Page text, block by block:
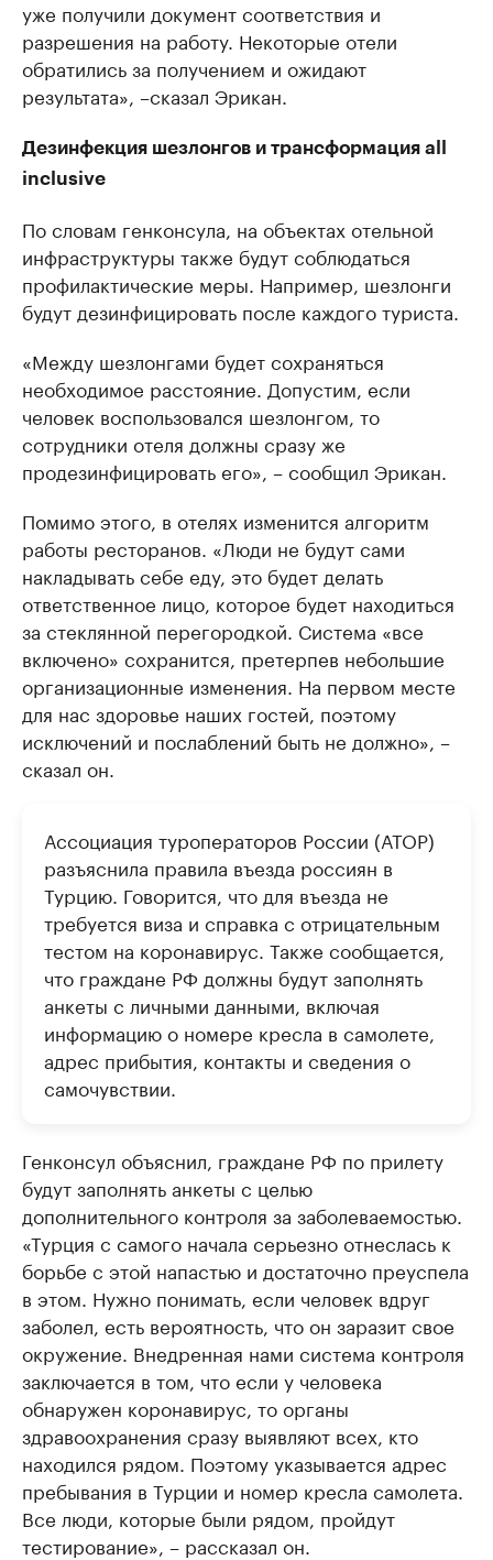
уже получили документ соответствия и
разрешения на работу. Некоторые отели
обратились за получением и ожидают
результата», –сказал Эрикан.
Дезинфекция шезлонгов и трансформация all
inclusive
По словам генконсула, на объектах отельной
инфраструктуры также будут соблюдаться
профилактические меры. Например, шезлонги
будут дезинфицировать после каждого туриста.
«Между шезлонгами будет сохраняться
необходимое расстояние. Допустим, если
человек воспользовался шезлонгом, то
сотрудники отеля должны сразу же
продезинфицировать его», – сообщил Эрикан.
Помимо этого, в отелях изменится алгоритм
работы ресторанов. «Люди не будут сами
накладывать себе еду, это будет делать
ответственное лицо, которое будет находиться
за стеклянной перегородкой. Система «все
включено» сохранится, претерпев небольшие
организационные изменения. На первом месте
для нас здоровье наших гостей, поэтому
исключений и послаблений быть не должно», –
сказал он.
Ассоциация туроператоров России (АТОР)
разъяснила правила въезда россиян в
Турцию. Говорится, что для въезда не
требуется виза и справка с отрицательным
тестом на коронавирус. Также сообщается,
что граждане РФ должны будут заполнять
анкеты с личными данными, включая
информацию о номере кресла в самолете,
адрес прибытия, контакты и сведения о
самочувствии.
Генконсул объяснил, граждане РФ по прилету
будут заполнять анкеты с целью
дополнительного контроля за заболеваемостью.
«Турция с самого начала серьезно отнеслась к
борьбе с этой напастью и достаточно преуспела
в этом. Нужно понимать, если человек вдруг
заболел, есть вероятность, что он заразит свое
окружение. Внедренная нами система контроля
заключается в том, что если у человека
обнаружен коронавирус, то органы
здравоохранения сразу выявляют всех, кто
находился рядом. Поэтому указывается адрес
пребывания в Турции и номер кресла самолета.
Все люди, которые были рядом, пройдут
тестирование», – рассказал он.